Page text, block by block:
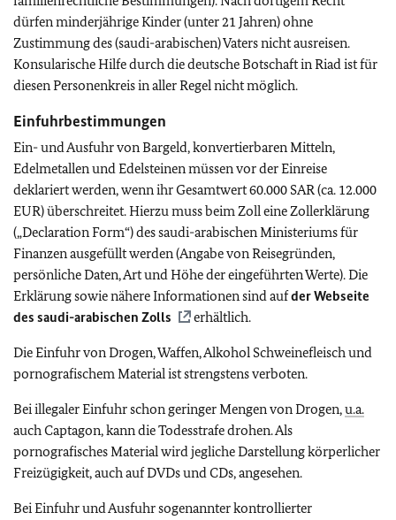
dürfen minderjährige Kinder (unter 21 Jahren) ohne
Zustimmung des (saudi-arabischen) Vaters nicht ausreisen.
Konsularische Hilfe durch die deutsche Botschaft in Riad ist für
diesen Personenkreis in aller Regel nicht möglich.
Einfuhrbestimmungen
Ein- und Ausfuhr von Bargeld, konvertierbaren Mitteln,
Edelmetallen und Edelsteinen müssen vor der Einreise
deklariert werden, wenn ihr Gesamtwert 60.000 SAR (ca. 12.000
EUR) überschreitet. Hierzu muss beim Zoll eine Zollerklärung
(„Declaration Form“) des saudi-arabischen Ministeriums für
Finanzen ausgefüllt werden (Angabe von Reisegründen,
persönliche Daten, Art und Höhe der eingeführten Werte). Die
Erklärung sowie nähere Informationen sind aufder Webseite
des saudi-arabischen Zolls
erhältlich.
Die Einfuhr von Drogen, Waffen, Alkohol Schweinefleisch und
pornografischem Material ist strengstens verboten.
Bei illegaler Einfuhr schon geringer Mengen von Drogen,u.a.
auch Captagon, kann die Todesstrafe drohen. Als
pornografisches Material wird jegliche Darstellung körperlicher
Freizügigkeit, auch auf DVDs und CDs, angesehen.
Bei Einfuhr und Ausfuhr sogenannter kontrollierter